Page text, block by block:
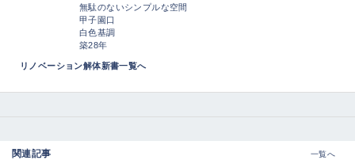
無駄のないシンプルな空間
甲子園口
白色基調
築28年
リノベーション解体新書一覧へ
関連記事 一覧へ